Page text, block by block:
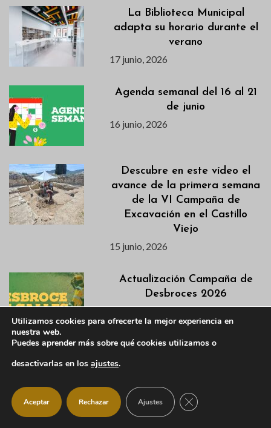
La Biblioteca Municipal
adapta su horario durante el
verano
17 junio, 2026
Agenda semanal del 16 al 21
de junio
16 junio, 2026
Descubre en este vídeo el
avance de la primera semana
de la VI Campaña de
Excavación en el Castillo
Viejo
15 junio, 2026
Actualización Campaña de
Desbroces 2026
15 junio, 2026
Real con tres días dedicados
al bienestar y el crecimiento
personal
Utilizamos cookies para ofrecerte la mejor experiencia en
nuestra web.
Puedes aprender más sobre qué cookies utilizamos o
desactivarlas en los ajustes.
Aceptar Rechazar Ajustes CERRAR EL